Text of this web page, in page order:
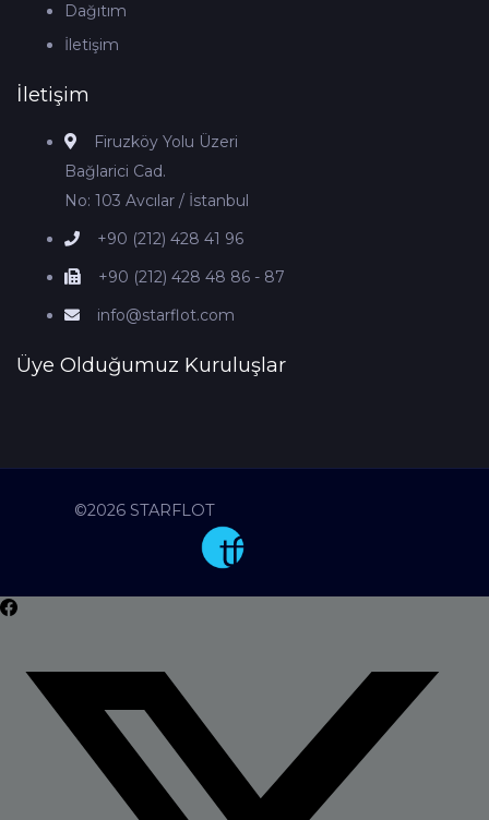
Dağıtım
İletişim
İletişim
Firuzköy Yolu Üzeri
Bağlarici Cad.
No: 103 Avcılar / İstanbul
+90 (212) 428 41 96
+90 (212) 428 48 86 - 87
info@starflot.com
Üye Olduğumuz Kuruluşlar
©2026 STARFLOT